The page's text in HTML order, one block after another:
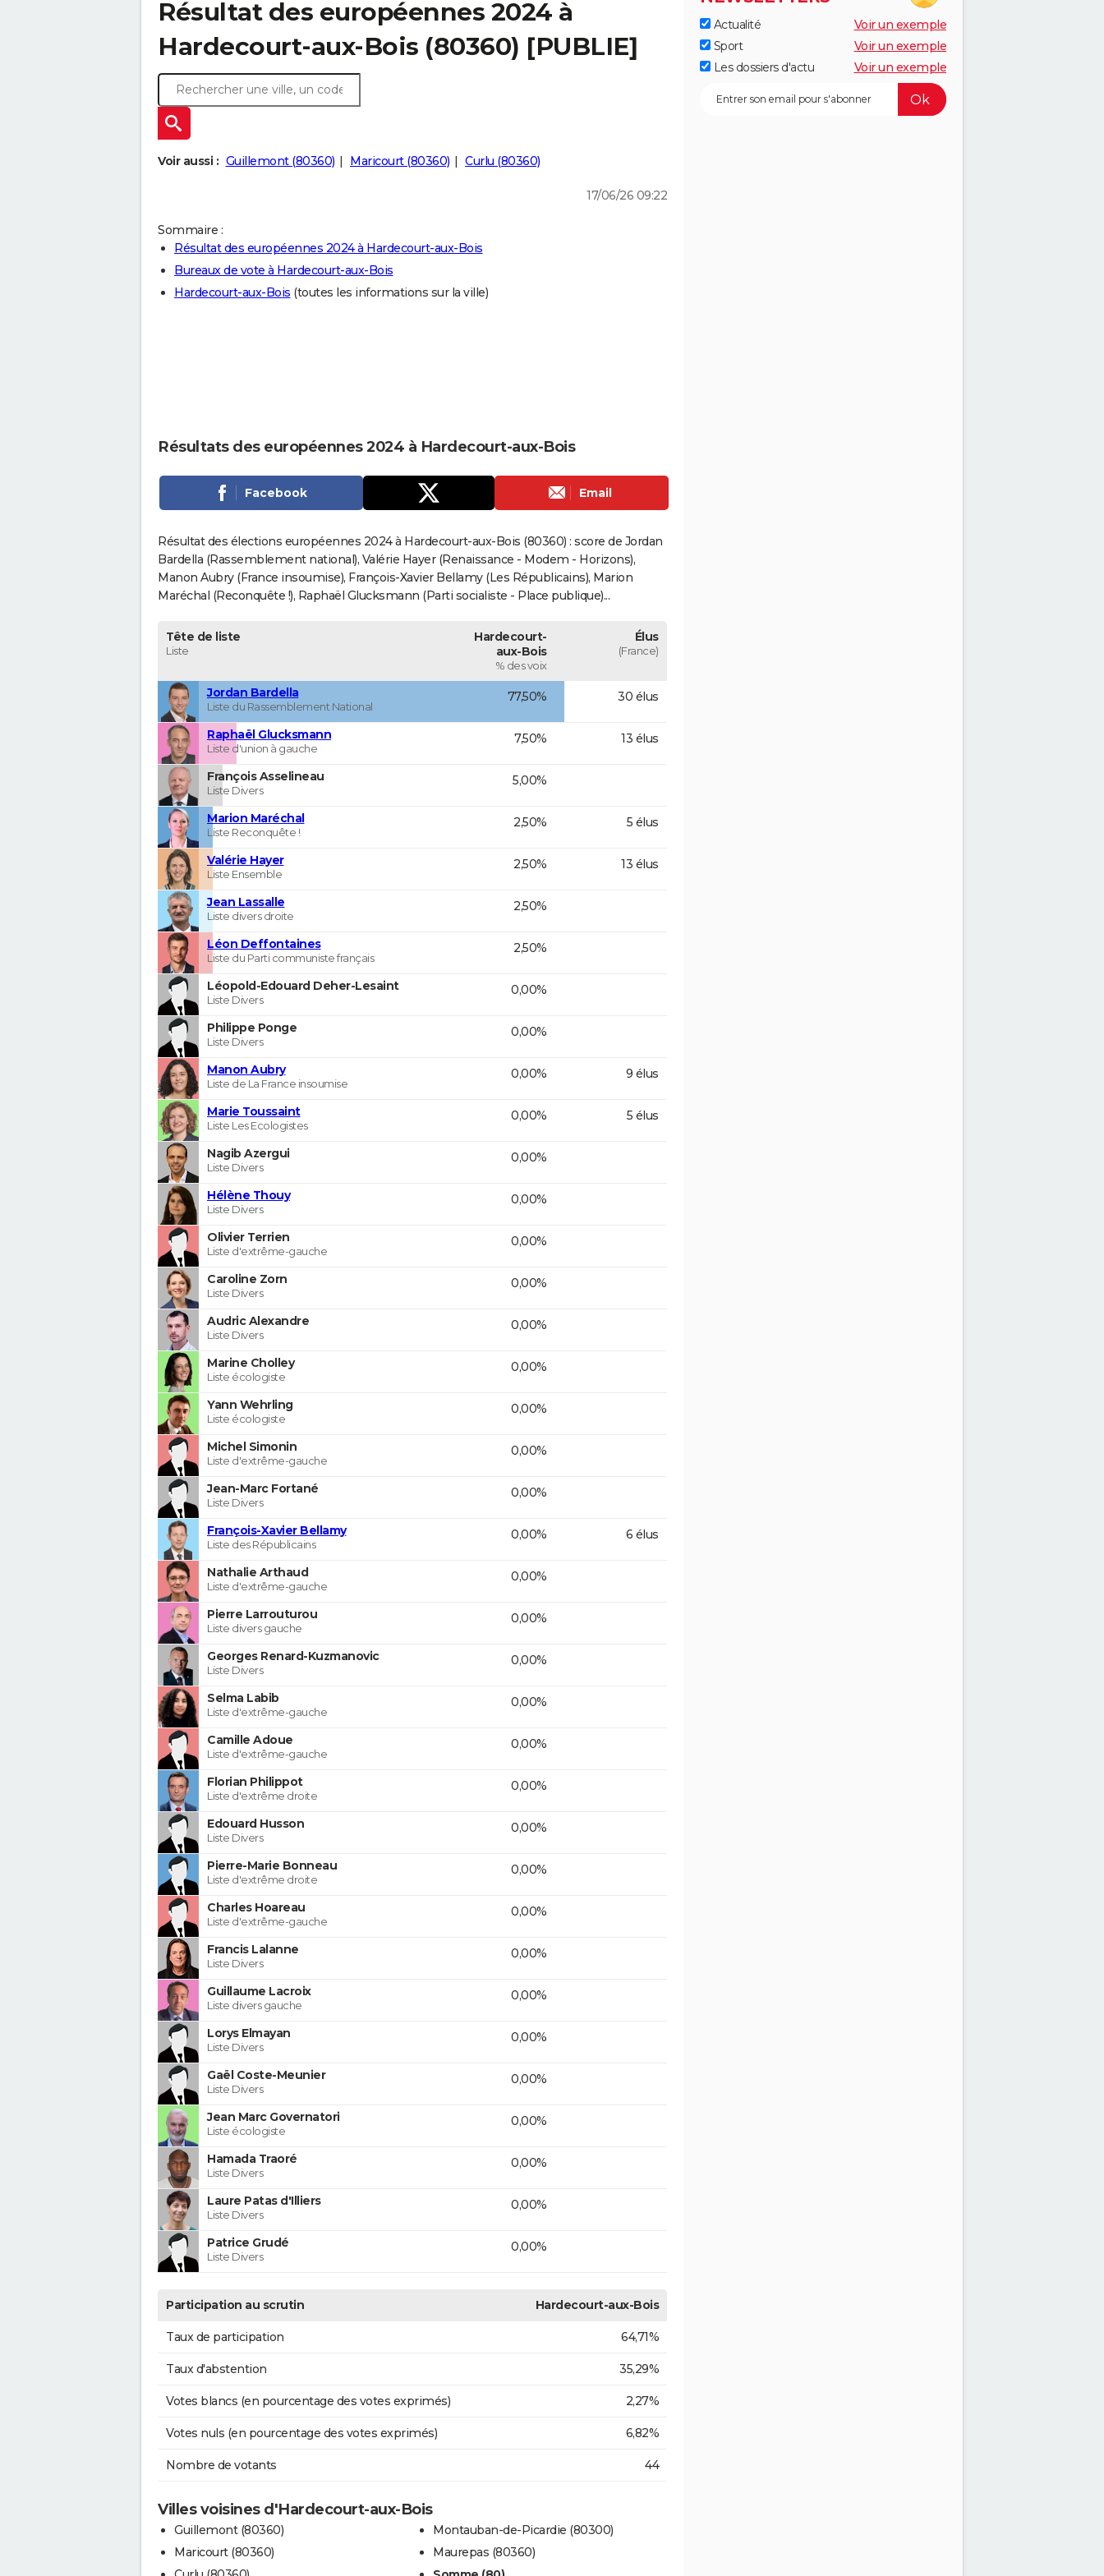
Résultat des européennes 2024 à
Hardecourt-aux-Bois (80360) [PUBLIE]
Voir aussi : Guillemont (80360) Maricourt (80360) Curlu (80360)
17/06/26 09:22
Sommaire :
Résultat des européennes 2024 à Hardecourt-aux-Bois
Bureaux de vote à Hardecourt-aux-Bois
Hardecourt-aux-Bois (toutes les informations sur la ville)
Résultats des européennes 2024 à Hardecourt-aux-Bois
Facebook Email
Résultat des élections européennes 2024 à Hardecourt-aux-Bois (80360) : score de Jordan
Bardella (Rassemblement national), Valérie Hayer (Renaissance - Modem - Horizons),
Manon Aubry (France insoumise), François-Xavier Bellamy (Les Républicains), Marion
Maréchal (Reconquête !), Raphaël Glucksmann (Parti socialiste - Place publique)...
Tête de liste
Liste
Hardecourt-
aux-Bois
% des voix
Élus
(France)
Jordan Bardella
Liste du Rassemblement National
77,50% 30 élus
Raphaël Glucksmann
Liste d'union à gauche
7,50% 13 élus
François Asselineau
Liste Divers
5,00%
Marion Maréchal
Liste Reconquête !
2,50% 5 élus
Valérie Hayer
Liste Ensemble
2,50% 13 élus
Jean Lassalle
Liste divers droite
2,50%
Léon Deffontaines
Liste du Parti communiste français
2,50%
Léopold-Edouard Deher-Lesaint
Liste Divers
0,00%
Philippe Ponge
Liste Divers
0,00%
Manon Aubry
Liste de La France insoumise
0,00% 9 élus
Marie Toussaint
Liste Les Ecologistes
0,00% 5 élus
Nagib Azergui
Liste Divers
0,00%
Hélène Thouy
Liste Divers
0,00%
Olivier Terrien
Liste d'extrême-gauche
0,00%
Caroline Zorn
Liste Divers
0,00%
Audric Alexandre
Liste Divers
0,00%
Marine Cholley
Liste écologiste
0,00%
Yann Wehrling
Liste écologiste
0,00%
Michel Simonin
Liste d'extrême-gauche
0,00%
Jean-Marc Fortané
Liste Divers
0,00%
François-Xavier Bellamy
Liste des Républicains
0,00% 6 élus
Nathalie Arthaud
Liste d'extrême-gauche
0,00%
Pierre Larrouturou
Liste divers gauche
0,00%
Georges Renard-Kuzmanovic
Liste Divers
0,00%
Selma Labib
Liste d'extrême-gauche
0,00%
Camille Adoue
Liste d'extrême-gauche
0,00%
Florian Philippot
Liste d'extrême droite
0,00%
Edouard Husson
Liste Divers
0,00%
Pierre-Marie Bonneau
Liste d'extrême droite
0,00%
Charles Hoareau
Liste d'extrême-gauche
0,00%
Francis Lalanne
Liste Divers
0,00%
Guillaume Lacroix
Liste divers gauche
0,00%
Lorys Elmayan
Liste Divers
0,00%
Gaël Coste-Meunier
Liste Divers
0,00%
Jean Marc Governatori
Liste écologiste
0,00%
Hamada Traoré
Liste Divers
0,00%
Laure Patas d'Illiers
Liste Divers
0,00%
Patrice Grudé
Liste Divers
0,00%
Participation au scrutin Hardecourt-aux-Bois
Taux de participation 64,71%
Taux d'abstention 35,29%
Votes blancs (en pourcentage des votes exprimés) 2,27%
Votes nuls (en pourcentage des votes exprimés) 6,82%
Nombre de votants 44
Villes voisines d'Hardecourt-aux-Bois
Guillemont (80360)
Maricourt (80360)
Montauban-de-Picardie (80300)
Maurepas (80360)
Actualité
Voir un exemple
Sport
Voir un exemple
Les dossiers d'actu
Voir un exemple